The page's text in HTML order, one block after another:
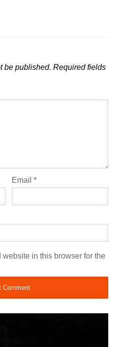
be published. Required fields
Email*
in this browser for the